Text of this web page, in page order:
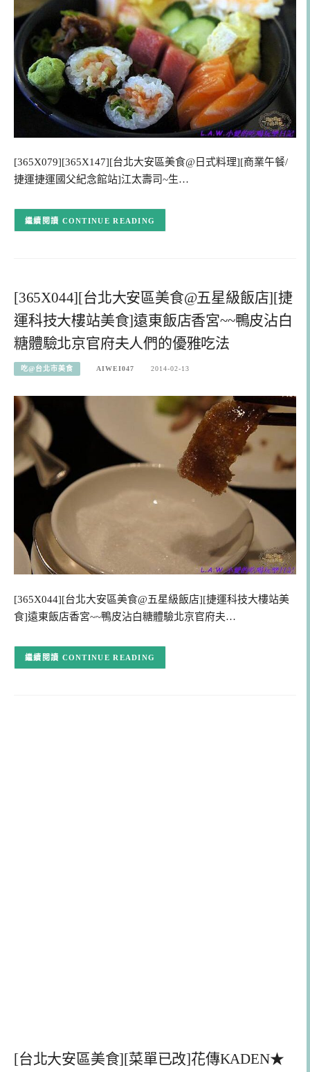
[365X079][365X147][台北大安區美食@日式料理][商業午餐/
捷運捷運國父紀念館站]江太壽司~生…
CONTINUE READING
[365X044][台北大安區美食@五星級飯店][捷
運科技大樓站美食]遠東飯店香宮~~鴨皮沾白
糖體驗北京官府夫人們的優雅吃法
吃@台北市美食 AIWEI047 2014-02-13
[365X044][台北大安區美食@五星級飯店][捷運科技大樓站美
食]遠東飯店香宮~~鴨皮沾白糖體驗北京官府夫…
CONTINUE READING
[台北大安區美食][菜單已改]花傳KADEN★